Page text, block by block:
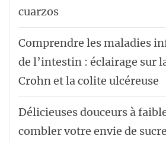
cuarzos
Comprendre les maladies
de l’intestin : éclairage sur
Crohn et la colite ulcéreuse
Délicieuses douceurs à
combler votre envie de